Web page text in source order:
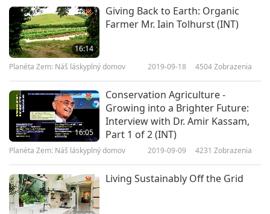
16:14
Giving Back to Earth: Organic
Farmer Mr. Iain Tolhurst (INT)
Planéta Zem: Náš láskyplný domov 2019-09-18 4504Zobrazenia
16:05
Conservation Agriculture -
Growing into a Brighter Future:
Interview with Dr. Amir Kassam,
Part 1 of 2 (INT)
Planéta Zem: Náš láskyplný domov 2019-09-09 4231 Zobrazenia
Living Sustainably Off the Grid